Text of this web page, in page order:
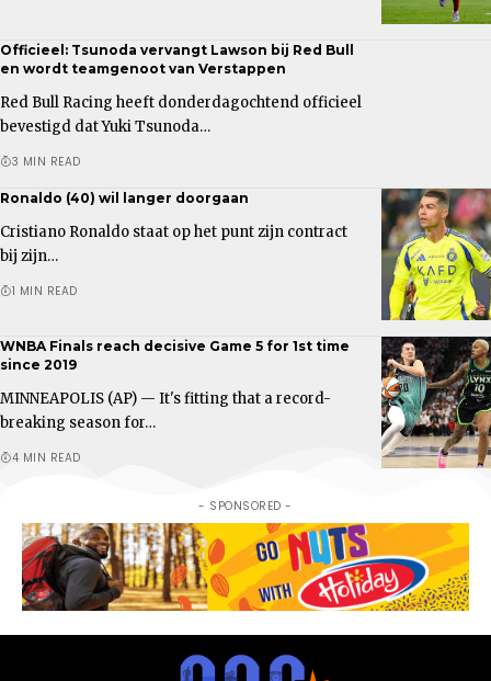
Officieel: Tsunoda vervangt Lawson bij Red Bull
en wordt teamgenoot van Verstappen
Red Bull Racing heeft donderdagochtend officieel
bevestigd dat Yuki Tsunoda…
3 MIN READ
Ronaldo (40) wil langer doorgaan
Cristiano Ronaldo staat op het punt zijn contract
bij zijn…
1 MIN READ
WNBA Finals reach decisive Game 5 for 1st time
since 2019
MINNEAPOLIS (AP) — It's fitting that a record-
breaking season for…
4 MIN READ
- SPONSORED -